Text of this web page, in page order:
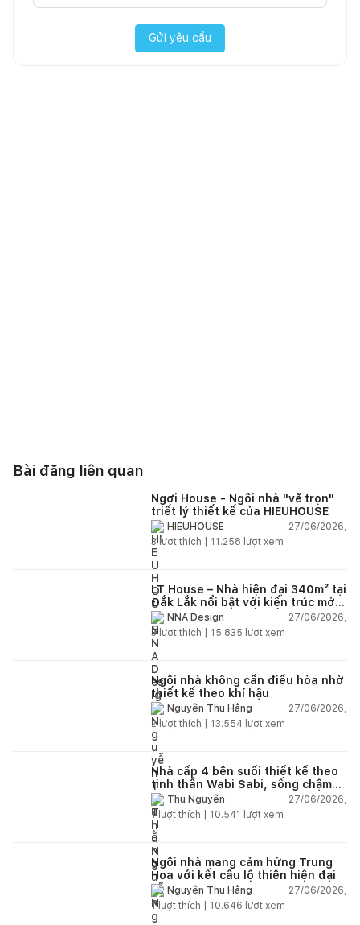
Gửi yêu cầu
Bài đăng liên quan
Ngơi House - Ngôi nhà "vẽ trọn"
triết lý thiết kế của HIEUHOUSE
HIEUHOUSE
27/06/2026,
3lượt thích | 11.258 lượt xem
LT House – Nhà hiện đại 340m² tại
Đắk Lắk nổi bật với kiến trúc mở
và hệ sân vườn kết nối thiên
nhiên
NNA Design
27/06/2026,
3lượt thích | 15.835 lượt xem
Ngôi nhà không cần điều hòa nhờ
thiết kế theo khí hậu
Nguyễn Thu Hằng
27/06/2026,
2lượt thích | 13.554 lượt xem
Nhà cấp 4 bên suối thiết kế theo
tinh thần Wabi Sabi, sống chậm
giữa thiên nhiên
Thu Nguyễn
27/06/2026,
1lượt thích | 10.541 lượt xem
Ngôi nhà mang cảm hứng Trung
Hoa với kết cấu lộ thiên hiện đại
Nguyễn Thu Hằng
27/06/2026,
1lượt thích | 10.646 lượt xem